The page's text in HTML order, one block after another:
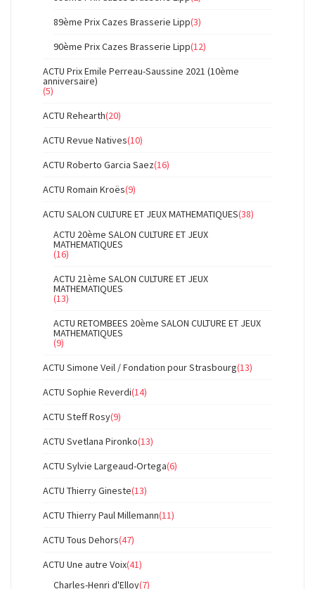
89ème Prix Cazes Brasserie Lipp(3)
90ème Prix Cazes Brasserie Lipp(12)
ACTU Prix Emile Perreau-Saussine 2021 (10ème
anniversaire)
(5)
ACTU Rehearth(20)
ACTU Revue Natives(10)
ACTU Roberto Garcia Saez(16)
ACTU Romain Kroës(9)
ACTU SALON CULTURE ET JEUX MATHEMATIQUES(38)
ACTU 20ème SALON CULTURE ET JEUX
MATHEMATIQUES
(16)
ACTU 21ème SALON CULTURE ET JEUX
MATHEMATIQUES
(13)
ACTU RETOMBEES 20ème SALON CULTURE ET JEUX
MATHEMATIQUES
(9)
ACTU Simone Veil / Fondation pour Strasbourg(13)
ACTU Sophie Reverdi(14)
ACTU Steff Rosy(9)
ACTU Svetlana Pironko(13)
ACTU Sylvie Largeaud-Ortega(6)
ACTU Thierry Gineste(13)
ACTU Thierry Paul Millemann(11)
ACTU Tous Dehors(47)
ACTU Une autre Voix(41)
Charles-Henri d'Elloy(7)